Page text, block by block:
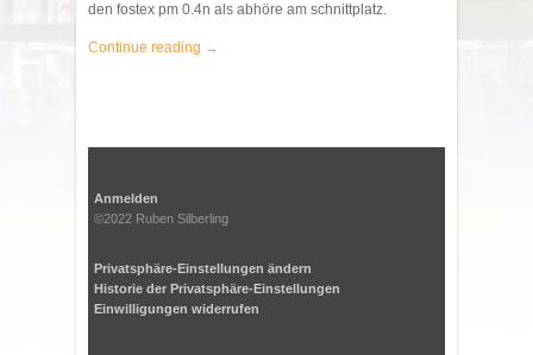
den fostex pm 0.4n als abhöre am schnittplatz.
Continue reading →
Anmelden
©2022 Ruben Silberling
Privatsphäre-Einstellungen ändern
Historie der Privatsphäre-Einstellungen
Einwilligungen widerrufen